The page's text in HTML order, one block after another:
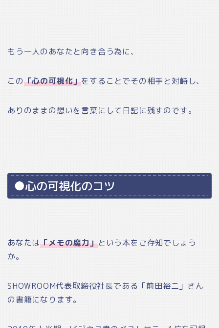
もう一人のあなたと向き合う為に、
この「心の可視化」をすることでその相手と対峙し、
ありのままの想いを言葉にして日記に残すのです。
●心の可視化のコツ
あなたは「メモの魔力」という本をご存知でしょう
か。
SHOWROOM代表取締役社長である「前田裕二」さん
の書籍になります。